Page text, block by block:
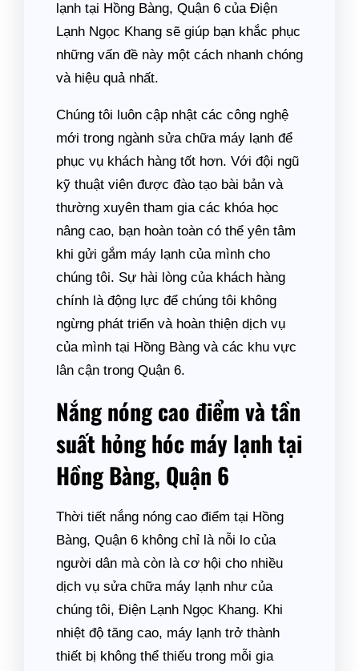
lạnh tại Hồng Bàng, Quận 6 của Điện
Lạnh Ngọc Khang sẽ giúp bạn khắc phục
những vấn đề này một cách nhanh chóng
và hiệu quả nhất.
Chúng tôi luôn cập nhật các công nghệ
mới trong ngành sửa chữa máy lạnh để
phục vụ khách hàng tốt hơn. Với đội ngũ
kỹ thuật viên được đào tạo bài bản và
thường xuyên tham gia các khóa học
nâng cao, bạn hoàn toàn có thể yên tâm
khi gửi gắm máy lạnh của mình cho
chúng tôi. Sự hài lòng của khách hàng
chính là động lực để chúng tôi không
ngừng phát triển và hoàn thiện dịch vụ
của mình tại Hồng Bàng và các khu vực
lân cận trong Quận 6.
Nắng nóng cao điểm và tần
suất hỏng hóc máy lạnh tại
Hồng Bàng, Quận 6
Thời tiết nắng nóng cao điểm tại Hồng
Bàng, Quận 6 không chỉ là nỗi lo của
người dân mà còn là cơ hội cho nhiều
dịch vụ sửa chữa máy lạnh như của
chúng tôi, Điện Lạnh Ngọc Khang. Khi
nhiệt độ tăng cao, máy lạnh trở thành
thiết bị không thể thiếu trong mỗi gia